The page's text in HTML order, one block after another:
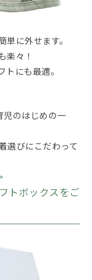
に外せます。
楽々！
にも最適。
のはじめの一
選びにこだわって
トボックスをご